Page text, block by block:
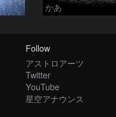
かあ
Follow
アストロアーツ
Twitter
YouTube
星空アナウンス